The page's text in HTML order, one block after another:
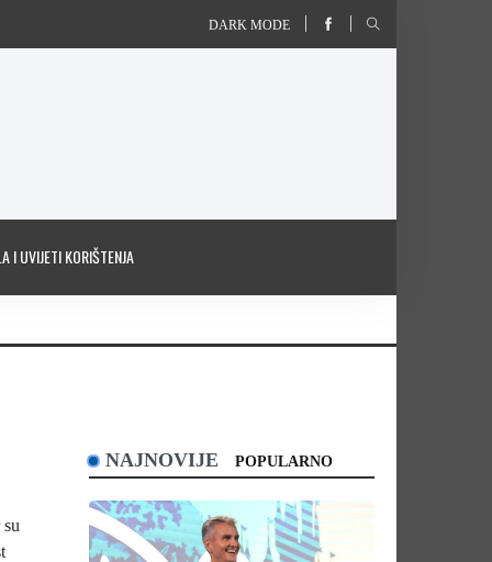
DARK MODE
I UVIJETI KORIŠTENJA
NAJNOVIJE POPULARNO